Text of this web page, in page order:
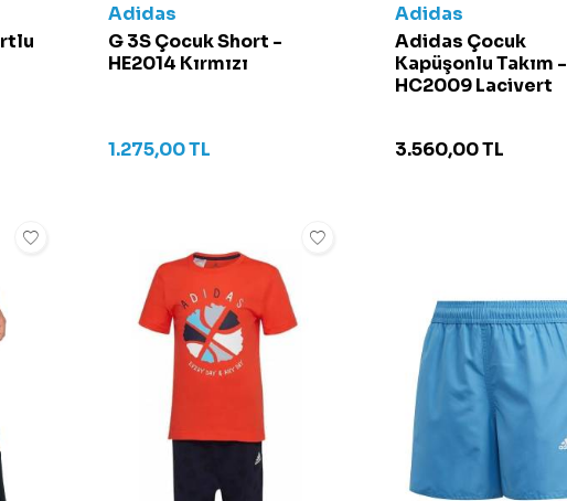
Adidas
G 3S Çocuk Short -
HE2014 Kırmızı
1.275,00TL
Adidas
Adidas Çocuk
Kapüşonlu Takım -
HC2009 Lacivert
3.560,00TL